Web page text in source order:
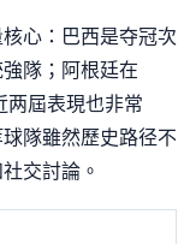
心：巴西是夺冠次
隊；阿根廷在
两屆表現也非常
隊雖然歷史路径不
交討論。